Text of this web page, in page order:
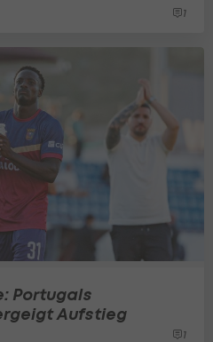
1
Portugals
Aufstieg
1